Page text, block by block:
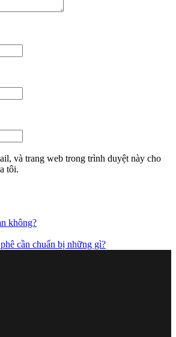
và trang web trong trình duyệt này cho
tôi.
không?
cần chuẩn bị những gì?